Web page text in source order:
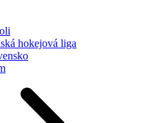
hokejová liga